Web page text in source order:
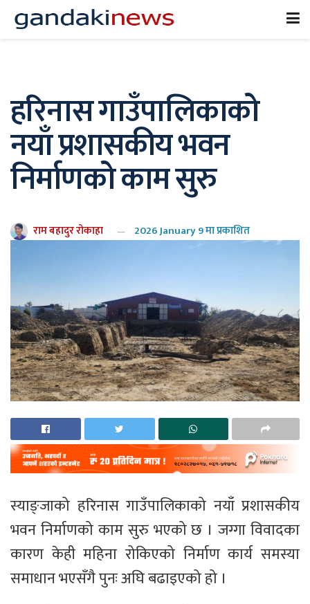
हरिनास गाउँपालिकाको
नयाँ प्रशासकीय भवन
निर्माणको काम सुरु
राम बहादुर रोकाहा 2026 January 9 मा प्रकाशित
स्याङ्जाको हरिनास गाउँपालिकाको नयाँ प्रशासकीय
भवन निर्माणको काम सुरु भएको छ । जग्गा विवादका
कारण केही महिना रोकिएको निर्माण कार्य समस्या
समाधान भएसँगै पुनः अघि बढाइएको हो ।